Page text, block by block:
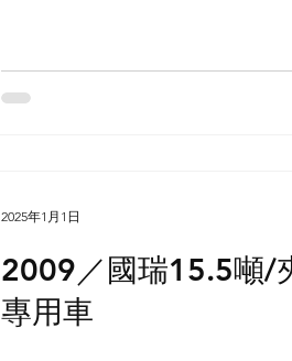
2009／國瑞15.5噸/
專用車
2025年1月1日